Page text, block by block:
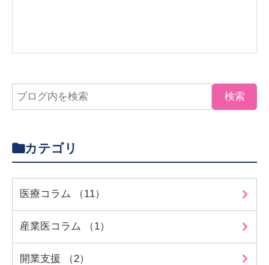
カテゴリ
医療コラム （11）
産業医コラム （1）
開業支援 （2）